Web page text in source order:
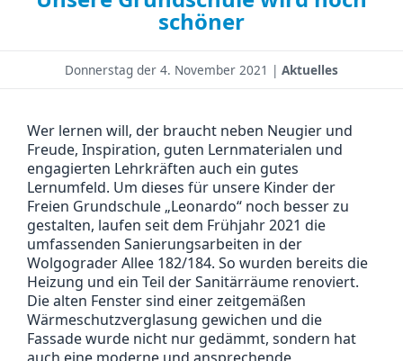
schöner
Donnerstag der 4. November 2021 | Aktuelles
Wer lernen will, der braucht neben Neugier und
Freude, Inspiration, guten Lernmaterialen und
engagierten Lehrkräften auch ein gutes
Lernumfeld. Um dieses für unsere Kinder der
Freien Grundschule „Leonardo“ noch besser zu
gestalten, laufen seit dem Frühjahr 2021 die
umfassenden Sanierungsarbeiten in der
Wolgograder Allee 182/184. So wurden bereits die
Heizung und ein Teil der Sanitärräume renoviert.
Die alten Fenster sind einer zeitgemäßen
Wärmeschutzverglasung gewichen und die
Fassade wurde nicht nur gedämmt, sondern hat